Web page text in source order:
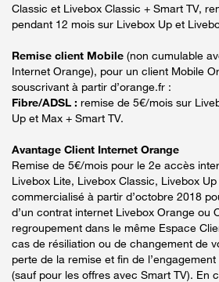
Classic et Livebox Classic + Smart TV,
pendant 12 mois sur Livebox Up et
Remise client Mobile (non cumulable
Internet Orange), pour un client Mobile
souscrivant à partir d’orange.fr :
Fibre/ADSL : remise de 5€/mois sur
Up et Max + Smart TV.
Avantage Client Internet Orange
Remise de 5€/mois pour le 2e accès
Livebox Lite, Livebox Classic, Livebox
commercialisé à partir d’octobre 2018
d’un contrat internet Livebox Orange ou
regroupement dans le même Espace
cas de résiliation ou de changement de
perte de la remise et fin de
(sauf pour les offres avec Smart TV). En